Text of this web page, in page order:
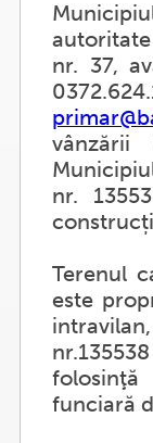
nr. 37,
nr.
Terenul
este
funciară